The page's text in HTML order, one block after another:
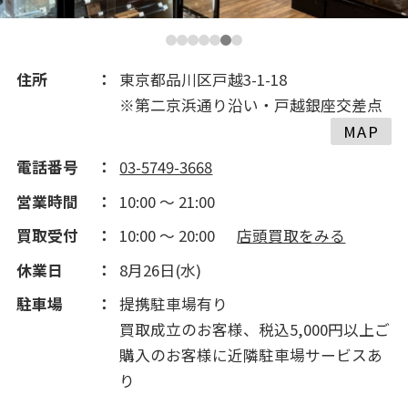
2016(244)
2015(172)
住所
東京都品川区戸越3-1-18
※第二京浜通り沿い・戸越銀座交差点
MAP
電話番号
03-5749-3668
営業時間
10:00 ～ 21:00
買取受付
10:00 ～ 20:00
店頭買取をみる
休業日
8月26日(水)
駐車場
提携駐車場有り
買取成立のお客様、税込5,000円以上ご
購入のお客様に近隣駐車場サービスあ
り